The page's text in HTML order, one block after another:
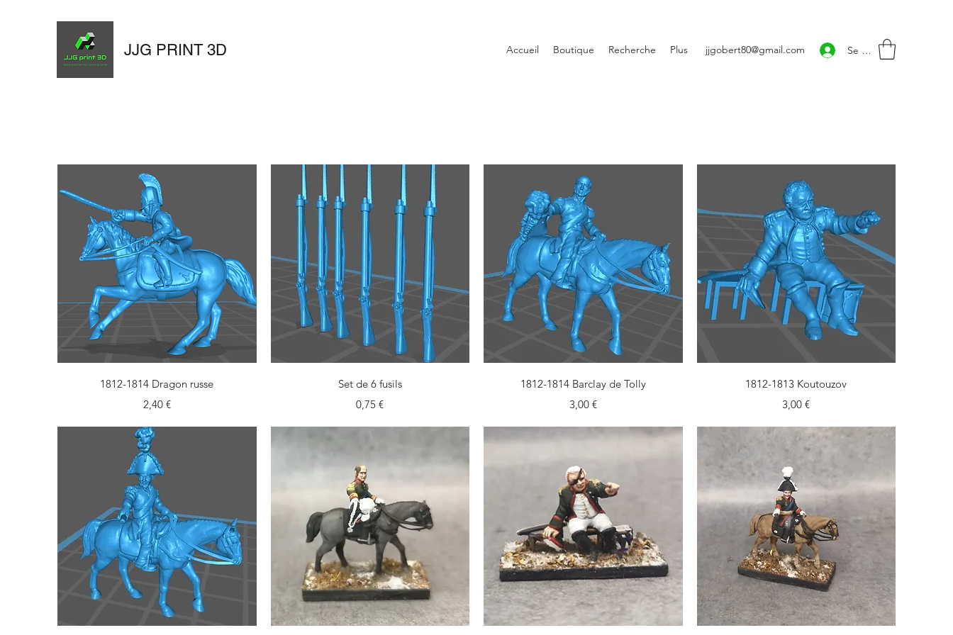
JJG PRINT 3D Accueil Boutique Recherche Plus jjgobert80@gmail.com Se connecter
Aperçu rapide
1812-1814 Dragon russe
Prix
2,40 €
Aperçu rapide
Set de 6 fusils
Prix
0,75 €
Aperçu rapide
1812-1814 Barclay de Tolly
Prix
3,00 €
Aperçu rapide
1812-1813 Koutouzov
Prix
3,00 €